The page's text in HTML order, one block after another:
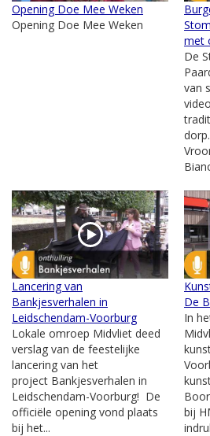
Opening Doe Mee Weken
Opening Doe Mee Weken
met
De
van
Lancering van
Bankjesverhalen in
Leidschendam-Voorburg
Lokale omroep Midvliet deed
verslag van de feestelijke
lancering van het
project Bankjesverhalen in
Leidschendam-Voorburg! De
officiële opening vond plaats
bij het...
De
In
bij